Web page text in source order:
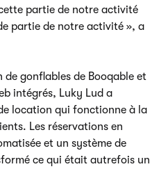
partie de notre activité
partie de notre activité », a
gonflables de Booqable et
intégrés, Luky Lud a
location qui fonctionne à la
Les réservations en
et un système de
ce qui était autrefois un